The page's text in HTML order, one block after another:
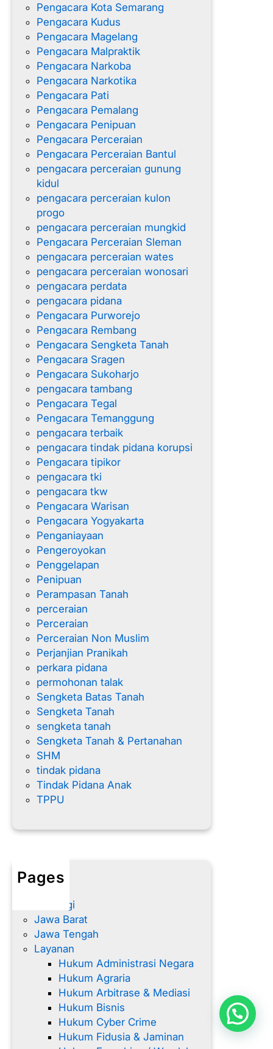
Pengacara Kota Semarang
Pengacara Kudus
Pengacara Magelang
Pengacara Malpraktik
Pengacara Narkoba
Pengacara Narkotika
Pengacara Pati
Pengacara Pemalang
Pengacara Penipuan
Pengacara Perceraian
Pengacara Perceraian Bantul
pengacara perceraian gunung
kidul
pengacara perceraian kulon
progo
pengacara perceraian mungkid
Pengacara Perceraian Sleman
pengacara perceraian wates
pengacara perceraian wonosari
pengacara perdata
pengacara pidana
Pengacara Purworejo
Pengacara Rembang
Pengacara Sengketa Tanah
Pengacara Sragen
Pengacara Sukoharjo
pengacara tambang
Pengacara Tegal
Pengacara Temanggung
pengacara terbaik
pengacara tindak pidana korupsi
Pengacara tipikor
pengacara tki
pengacara tkw
Pengacara Warisan
Pengacara Yogyakarta
Penganiayaan
Pengeroyokan
Penggelapan
Penipuan
Perampasan Tanah
perceraian
Perceraian
Perceraian Non Muslim
Perjanjian Pranikah
perkara pidana
permohonan talak
Sengketa Batas Tanah
Sengketa Tanah
sengketa tanah
Sengketa Tanah & Pertanahan
SHM
tindak pidana
Tindak Pidana Anak
TPPU
Pages
Home
Hubungi
Jawa Barat
Jawa Tengah
Layanan
Hukum Administrasi Negara
Hukum Agraria
Hukum Arbitrase & Mediasi
Hukum Bisnis
Hukum Cyber Crime
Hukum Fidusia & Jaminan